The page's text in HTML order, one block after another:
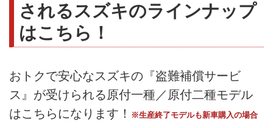
されるスズキのラインナップ
はこちら！
おトクで安心なスズキの『盗難補償サービ
ス』が受けられる原付一種／原付二種モデル
はこちらになります！
※生産終了モデルも新車購入の場合